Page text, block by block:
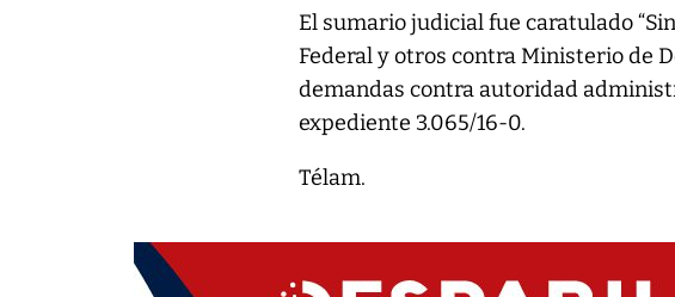
El sumario judicial fue caratulado
Federal y otros contra Ministerio de
demandas contra autoridad
expediente 3.065/16-0.
Télam.